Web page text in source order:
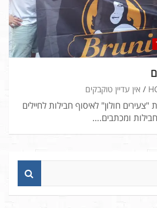
אין עדיין טוקבקים
חולון" לאיסוף חבילות לחיילים
ומכתבים.…